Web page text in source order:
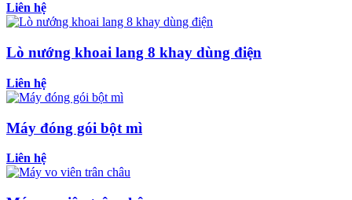
Liên hệ
Lò nướng khoai lang 8 khay dùng điện
Liên hệ
Máy đóng gói bột mì
Liên hệ